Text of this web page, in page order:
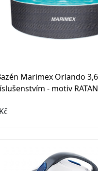
Marimex Orlando
- motiv